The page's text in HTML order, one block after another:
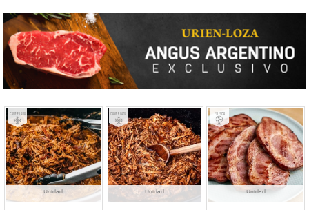
Unidad
Congelado
Unidad
Congelado
Unidad
Fresco